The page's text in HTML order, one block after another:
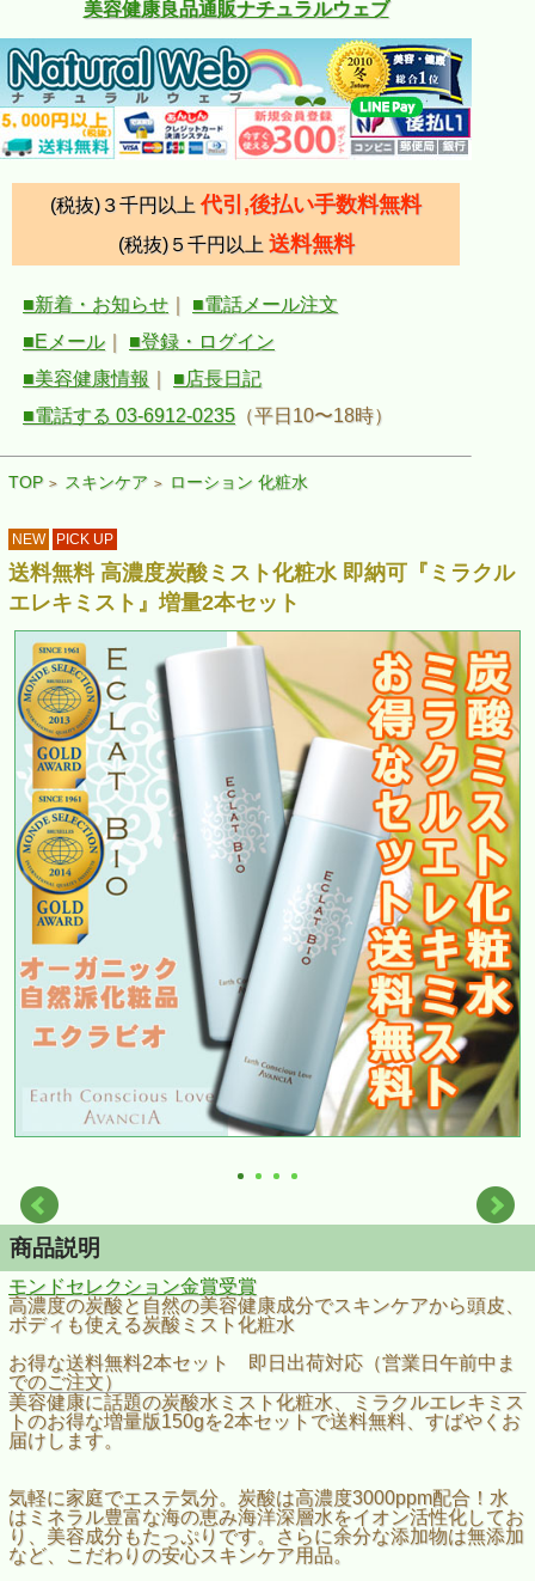
美容健康良品通販ナチュラルウェブ
(税抜)３千円以上 代引,後払い手数料無料
(税抜)５千円以上 送料無料
■新着・お知らせ
■電話メール注文
■Eメール
■登録・ログイン
■美容健康情報
■店長日記
■電話する 03-6912-0235 （平日10〜18時）
TOP > スキンケア > ローション 化粧水
NEW PICK UP
送料無料 高濃度炭酸ミスト化粧水 即納可『ミラクル
エレキミスト』増量2本セット
商品説明
モンドセレクション金賞受賞
高濃度の炭酸と自然の美容健康成分でスキンケアから頭皮、
ボディも使える炭酸ミスト化粧水
お得な送料無料2本セット 即日出荷対応（営業日午前中ま
でのご注文）
美容健康に話題の炭酸水ミスト化粧水、ミラクルエレキミス
トのお得な増量版150gを2本セットで送料無料、すばやくお
届けします。
気軽に家庭でエステ気分。炭酸は高濃度3000ppm配合！水
はミネラル豊富な海の恵み海洋深層水をイオン活性化してお
り、美容成分もたっぷりです。さらに余分な添加物は無添加
など、こだわりの安心スキンケア用品。